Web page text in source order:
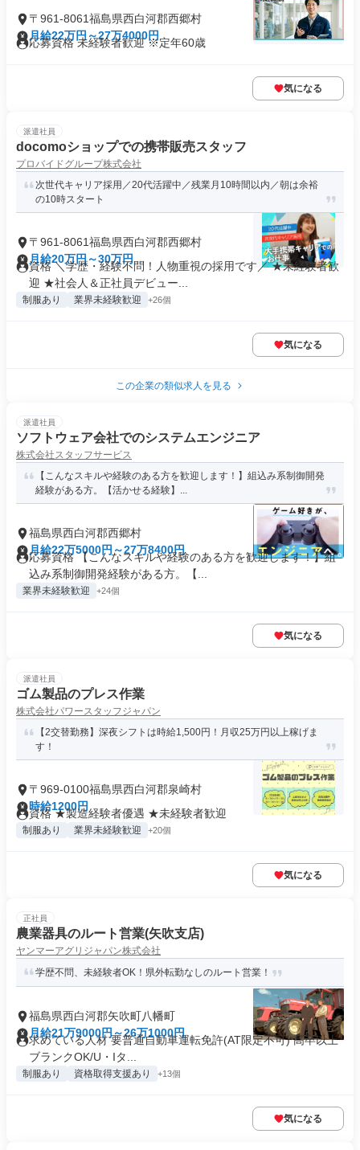
〒961-8061福島県西白河郡西郷村
月給22万円～27万4000円
応募資格 未経験者歓迎 ※定年60歳
気になる
派遣社員
docomoショップでの携帯販売スタッフ
プロバイドグループ株式会社
次世代キャリア採用／20代活躍中／残業月10時間以内／朝は余裕
の10時スタート
〒961-8061福島県西白河郡西郷村
月給20万円～30万円
資格 ＼学歴・経験不問！人物重視の採用です／ ★未経験者歓
迎 ★社会人＆正社員デビュー...
制服あり 業界未経験歓迎 +26個
気になる
この企業の類似求人を見る
派遣社員
ソフトウェア会社でのシステムエンジニア
株式会社スタッフサービス
【こんなスキルや経験のある方を歓迎します！】組込み系制御開発
経験がある方。【活かせる経験】...
福島県西白河郡西郷村
月給22万5000円～27万8400円
応募資格 【こんなスキルや経験のある方を歓迎します！】組
込み系制御開発経験がある方。【...
業界未経験歓迎 +24個
気になる
派遣社員
ゴム製品のプレス作業
株式会社パワースタッフジャパン
【2交替勤務】深夜シフトは時給1,500円！月収25万円以上稼げま
す！
〒969-0100福島県西白河郡泉崎村
時給1200円
資格 ★製造経験者優遇 ★未経験者歓迎
制服あり 業界未経験歓迎 +20個
気になる
正社員
農業器具のルート営業(矢吹支店)
ヤンマーアグリジャパン株式会社
学歴不問、未経験者OK！県外転勤なしのルート営業！
福島県西白河郡矢吹町八幡町
月給21万9000円～26万1000円
求めている人材 要普通自動車運転免許(AT限定不可) 高卒以上
ブランクOK/U・Iタ...
制服あり 資格取得支援あり +13個
気になる